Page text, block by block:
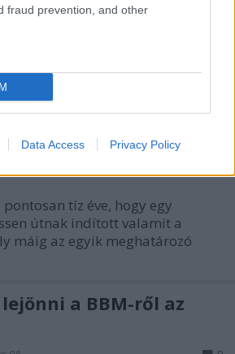
fraud prevention, and other
Data Access Privacy Policy
Messenger 10 éve
tíz éve, hogy egy
útnak indított valamit a
máig az egyik meghatározó
a BBM-ről az